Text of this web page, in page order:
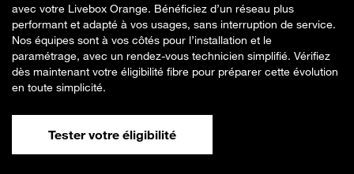
avec votre Livebox Orange. Bénéficiez d’un réseau plus
performant et adapté à vos usages, sans interruption de service.
Nos équipes sont à vos côtés pour l’installation et le
paramétrage, avec un rendez-vous technicien simplifié. Vérifiez
dès maintenant votre éligibilité fibre pour préparer cette évolution
en toute simplicité.
Tester votre éligibilité